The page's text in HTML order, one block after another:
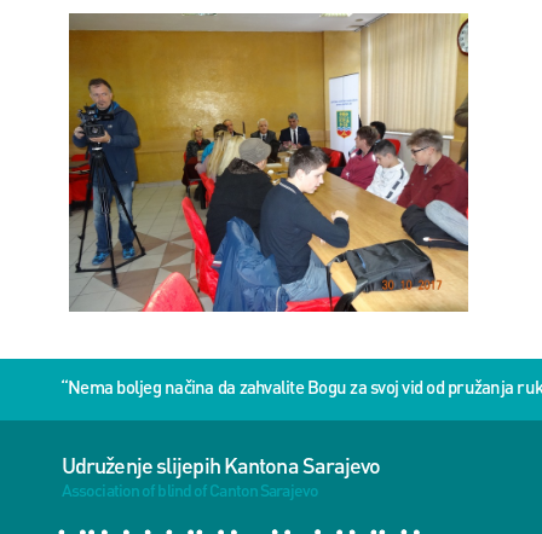
“Nema boljeg načina da zahvalite Bogu za svoj vid od pružanja
Udruženje slijepih Kantona Sarajevo
Association of blind of Canton Sarajevo